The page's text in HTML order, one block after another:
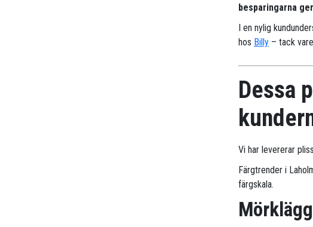
besparingarna
I en nylig
hos Billy – tack
Dessa
Vi har levererar
Färgtrender i
färgskala.